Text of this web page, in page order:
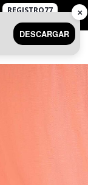
REGISTRO77
DESCARGAR
✕